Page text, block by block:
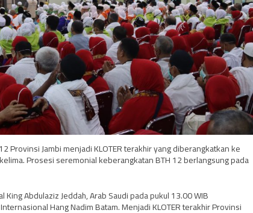
Provinsi Jambi menjadi KLOTER terakhir yang diberangkatkan ke
Prosesi seremonial keberangkatan BTH 12 berlangsung pada
Abdulaziz Jeddah, Arab Saudi pada pukul 13.00 WIB
Hang Nadim Batam. Menjadi KLOTER terakhir Provinsi